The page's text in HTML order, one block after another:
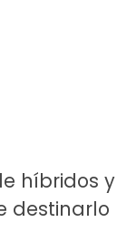
híbridos y
destinarlo